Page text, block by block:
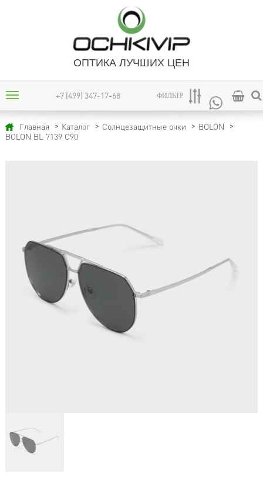
ОПТИКА ЛУЧШИХ ЦЕН
+7 (499) 347-17-68 ФИЛЬТР
Главная Каталог Солнцезащитные очки
BOLON
BOLON BL 7139 C90